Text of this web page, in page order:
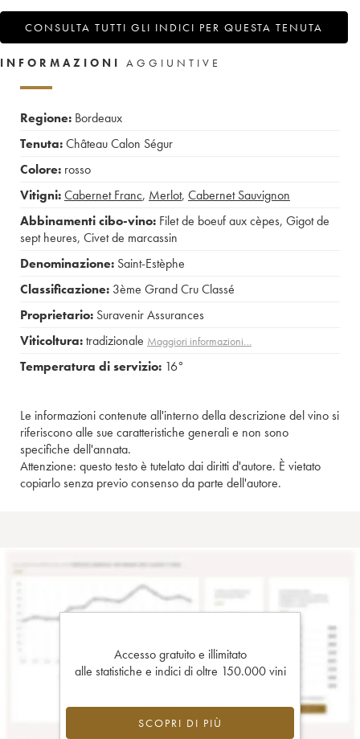
CONSULTA TUTTI GLI INDICI PER QUESTA TENUTA
INFORMAZIONI AGGIUNTIVE
Regione: Bordeaux
Tenuta:Château Calon Ségur
Colore: rosso
Vitigni:Cabernet Franc, Merlot, Cabernet Sauvignon
Abbinamenti cibo-vino: Filet de boeuf aux cèpes, Gigot de
sept heures, Civet de marcassin
Denominazione: Saint-Estèphe
Classificazione: 3ème Grand Cru Classé
Proprietario: Suravenir Assurances
Viticoltura:tradizionale Maggiori informazioni…
Temperatura di servizio: 16°
Le informazioni contenute all'interno della descrizione del vino si
riferiscono alle sue caratteristiche generali e non sono
specifiche dell'annata.
Attenzione: questo testo è tutelato dai diritti d'autore. È vietato
copiarlo senza previo consenso da parte dell'autore.
Accesso gratuito e illimitato
alle statistiche e indici di oltre 150.000 vini
SCOPRI DI PIÙ